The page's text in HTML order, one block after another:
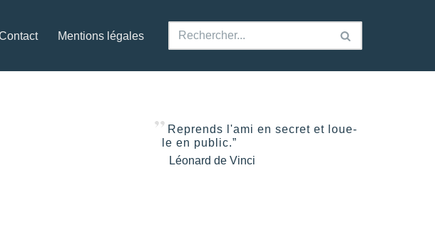
Mentions légales
Reprends l'ami en secret et loue-
le en public.”
Léonard de Vinci